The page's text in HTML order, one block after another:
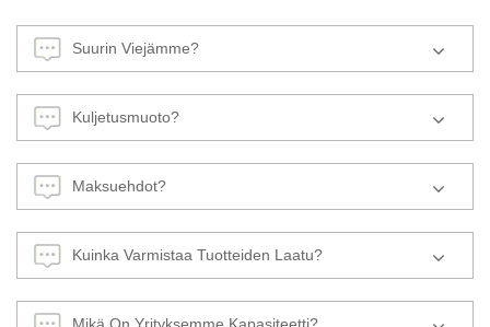
Suurin Viejämme?
Kuljetusmuoto?
Maksuehdot?
Kuinka Varmistaa Tuotteiden Laatu?